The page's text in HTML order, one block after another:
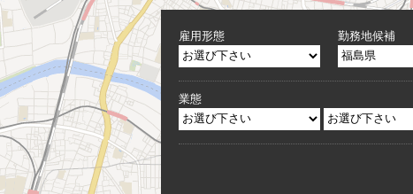
雇用形態 勤務地候補
業態